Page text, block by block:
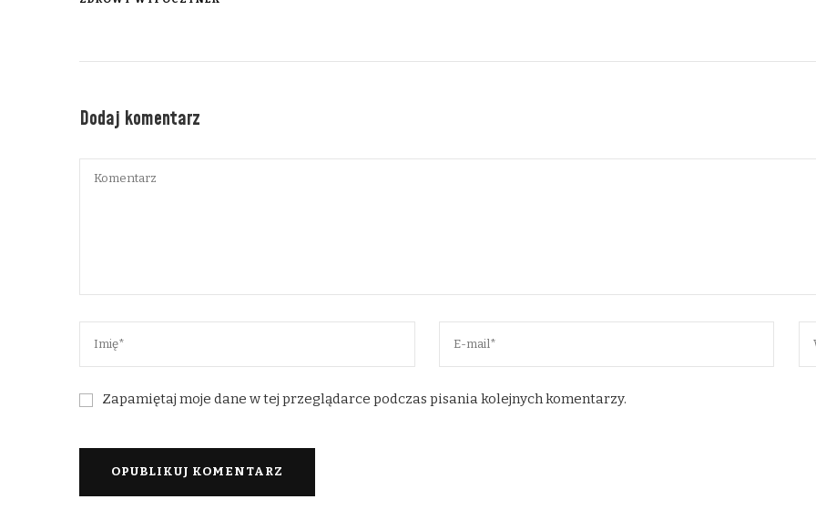
Dodaj komentarz
Zapamiętaj moje dane w tej przeglądarce podczas pisania kolejnych komentarzy.